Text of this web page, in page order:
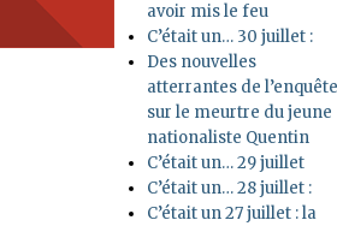
avoir mis le feu
C’était un… 30 juillet :
Des nouvelles
atterrantes de l’enquête
sur le meurtre du jeune
nationaliste Quentin
C’était un… 29 juillet
C’était un… 28 juillet :
C’était un 27 juillet : la